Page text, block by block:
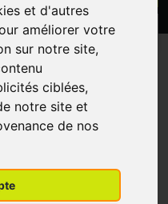
et d'autres
améliorer votre
sur notre site,
ciblées,
notre site et
de nos
PROMOS
Ctrl Hle